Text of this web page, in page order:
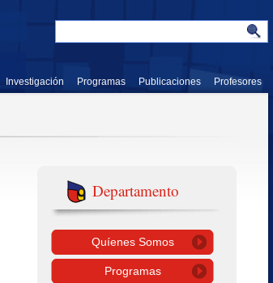
Investigación Programas Publicaciones Profesores
Departamento
Quíenes Somos
Programas